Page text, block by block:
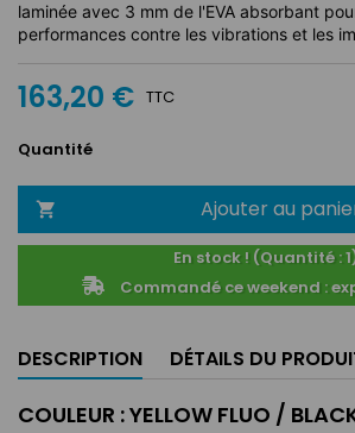
laminée avec 3 mm de l'EVA absorbant
performances contre les vibrations et les
163,20 € TTC
Quantité
 Ajouter au
En stock ! (Quantité :
Commandé ce weekend :
DESCRIPTION DÉTAILS DU
COULEUR : YELLOW FLUO /